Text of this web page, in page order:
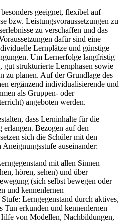
geeignet, flexibel auf
bzw. Leistungsvoraussetzungen zu
zu verschaffen und das
dafür sind eine
Lernplätze und günstige
Um Lernerfolge langfristig
gut strukturierte Lernphasen sowie
zu planen. Auf der Grundlage des
ergänzend individualisierende und
als Gruppen- oder
angeboten werden.
dass Lerninhalte für die
Bezogen auf den
sich die Schüler mit den
auseinander:
mit allen Sinnen
hören, sehen) und über
(sich selbst bewegen oder
und kennenlernen
Lerngegenstand durch aktives,
Tun erkunden und kennenlernen
von Modellen, Nachbildungen,